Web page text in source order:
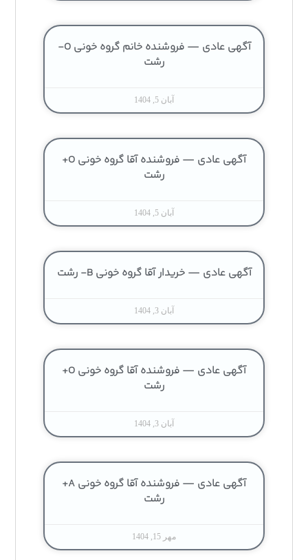
آگهی عادی — فروشنده خانم گروه خونی O-
رشت
آبان 5, 1404
آگهی عادی — فروشنده آقا گروه خونی O+
رشت
آبان 5, 1404
آگهی عادی — خریدار آقا گروه خونی B- رشت
آبان 3, 1404
آگهی عادی — فروشنده آقا گروه خونی O+
رشت
آبان 3, 1404
آگهی عادی — فروشنده آقا گروه خونی A+
رشت
مهر 15, 1404